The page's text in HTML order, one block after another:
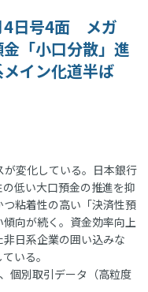
4日号4面 メガ
「小口分散」進
イン化道半ば
変化している。日本銀行
低い大口預金の推進を抑
粘着性の高い「決済性預
向が続く。資金効率向上
日系企業の囲い込みな
いる。
個別取引データ（高粒度